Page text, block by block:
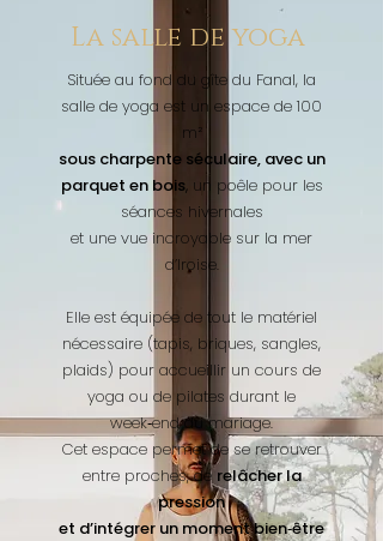
La salle de yoga
Située au fond du gîte du Fanal, la
salle de yoga est un espace de 100
m²
sous charpente séculaire, avec un
parquet en bois, un poêle pour les
séances hivernales
et une vue incroyable sur la mer
d’Iroise.
Elle est équipée de tout le matériel
nécessaire (tapis, briques, sangles,
plaids) pour accueillir un cours de
yoga ou de pilates durant le
week‑end du mariage.
Cet espace permet de se retrouver
entre proches, de relâcher la
pression
et d’intégrer un moment bien‑être